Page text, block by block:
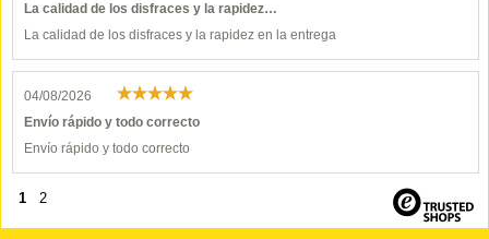
La calidad de los disfraces y la rapidez…
La calidad de los disfraces y la rapidez en la entrega
04/08/2026
Envío rápido y todo correcto
Envío rápido y todo correcto
1 2